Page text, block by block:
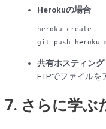
Herokuの場合
heroku
create
git
push
共有ホスティング
FTPでファイルを
7. さらに学ぶ